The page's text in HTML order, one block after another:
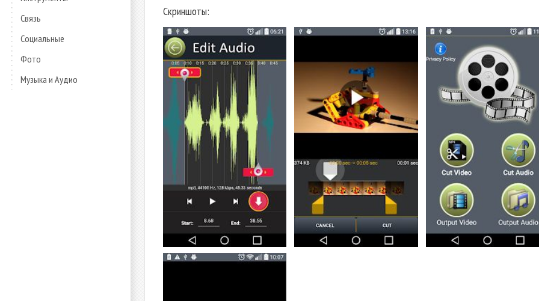
Связь
Социальные
Фото
Музыка и Аудио
Скриншоты: